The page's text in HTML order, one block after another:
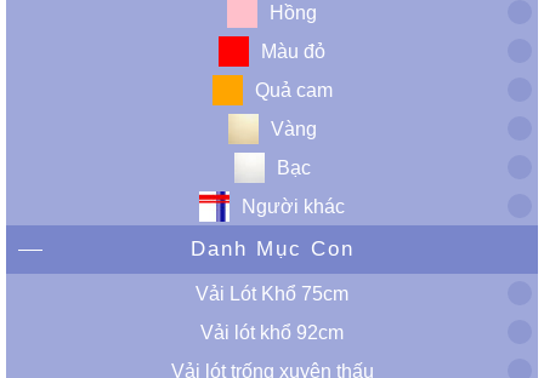
Hồng
Màu đỏ
Quả cam
Vàng
Bạc
Người khác
Danh Mục Con
Vải Lót Khổ 75cm
Vải lót khổ 92cm
Vải lót trống xuyên thấu